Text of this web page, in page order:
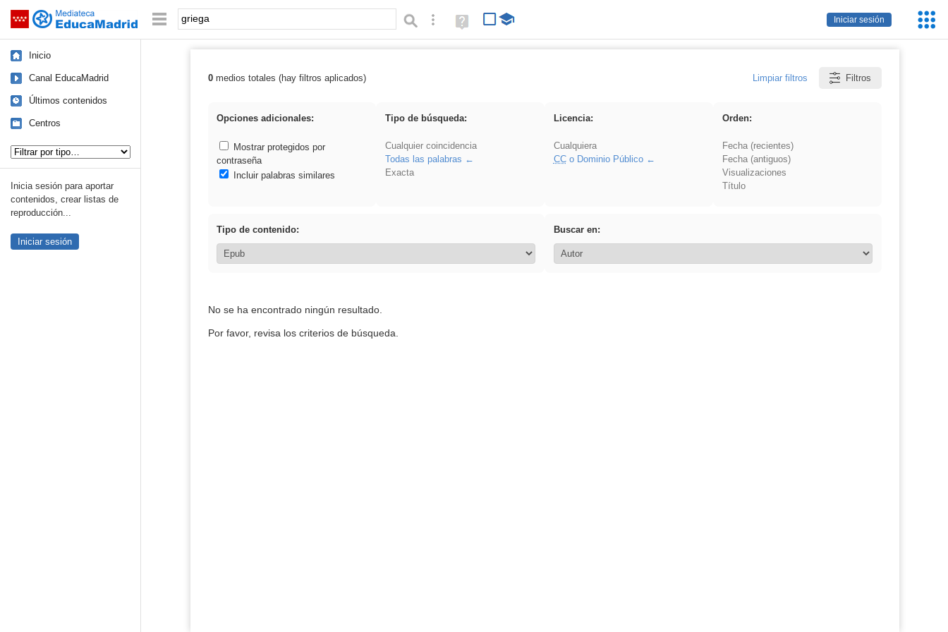
Saltar navegación
Iniciar sesión
Palabra o frase: Búsqueda avanzada
Ayuda
(en
Inicio
Canal EducaMadrid
Últimos contenidos
Centros
Inicia sesión para aportar
contenidos, crear listas de
reproducción...
Iniciar sesión
Resultados de: griega
0medios totales (hay filtros aplicados) Limpiar filtros Filtros
Opciones adicionales:
Mostrar protegidos por
contraseña
Incluir palabras similares
Tipo de búsqueda:
Cualquier coincidencia
Todas las palabras
Exacta
Licencia:
Cualquiera
CCo Dominio Público
Orden:
Fecha (recientes)
Fecha (antiguos)
Visualizaciones
Título
Tipo de contenido: Buscar en:
No se ha encontrado ningún resultado.
Por favor, revisa los criterios de búsqueda.